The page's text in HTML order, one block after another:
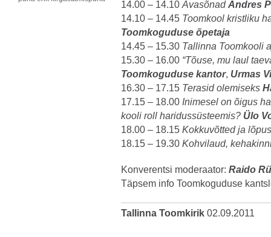
14.00 – 14.10 Avasõnad Andres
14.10 – 14.45 Toomkool kristliku
Toomkoguduse õpetaja
14.45 – 15.30 Tallinna Toomkooli
15.30 – 16.00 “Tõuse, mu laul
Toomkoguduse kantor, Urmas
16.30 – 17.15 Terasid olemiseks
17.15 – 18.00 Inimesel on õigus
kooli roll haridussüsteemis? Ülo
18.00 – 18.15 Kokkuvõtted ja
18.15 – 19.30 Kohvilaud,
Konverentsi moderaator: Raido
Täpsem info Toomkoguduse
Tallinna Toomkirik 02.09.2011